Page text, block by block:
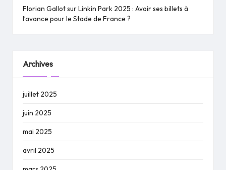
Florian GallotsurLinkin Park 2025 : Avoir ses billets à
l’avance pour le Stade de France ?
Archives
juillet 2025
juin 2025
mai 2025
avril 2025